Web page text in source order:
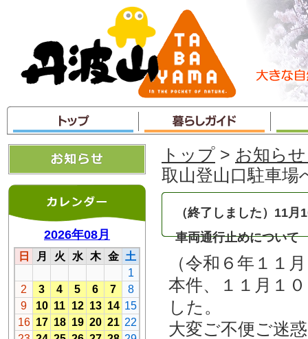
ャ
ン
プ
トップ > お知ら
取山登山口駐車場
（終了しました）11
車両通行止めについて
（令和６年１１
本件、１１月１
した。
大変ご不便ご迷